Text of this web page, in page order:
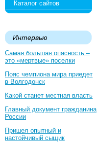
Каталог сайтов
Интервью
Самая большая опасность –
это «мертвые» поселки
Пояс чемпиона мира приедет
в Волгодонск
Какой станет местная власть
Главный документ гражданина
России
Пришел опытный и
настойчивый сыщик